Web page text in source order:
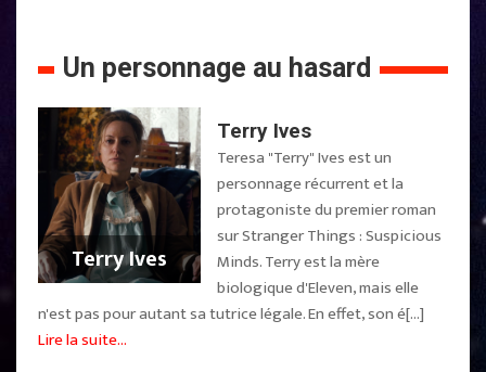
Un personnage au hasard
Terry Ives
Terry Ives
Teresa "Terry" Ives est un
personnage récurrent et la
protagoniste du premier roman
sur Stranger Things : Suspicious
Minds. Terry est la mère
biologique d'Eleven, mais elle
n'est pas pour autant sa tutrice légale. En effet, son é[...]
Lire la suite...